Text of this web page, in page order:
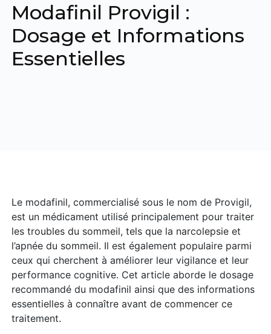
Modafinil Provigil :
Dosage et Informations
Essentielles
Le modafinil, commercialisé sous le nom de Provigil,
est un médicament utilisé principalement pour traiter
les troubles du sommeil, tels que la narcolepsie et
l’apnée du sommeil. Il est également populaire parmi
ceux qui cherchent à améliorer leur vigilance et leur
performance cognitive. Cet article aborde le dosage
recommandé du modafinil ainsi que des informations
essentielles à connaître avant de commencer ce
traitement.